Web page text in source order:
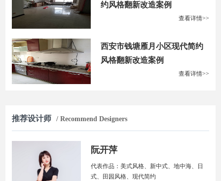
约风格翻新改造案例
查看详情>>
西安市钱塘雁月小区现代简约
风格翻新改造案例
查看详情>>
推荐设计师 / Recommend Designers
阮开萍
代表作品：美式风格、新中式、地中海、日
式、田园风格、现代简约